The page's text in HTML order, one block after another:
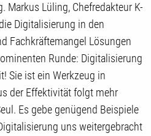
Markus Lüling, Chefredakteur K-
Digitalisierung in den
Fachkräftemangel Lösungen
Runde: Digitalisierung
Sie ist ein Werkzeug in
der Effektivität folgt mehr
Es gebe genügend Beispiele
uns weitergebracht